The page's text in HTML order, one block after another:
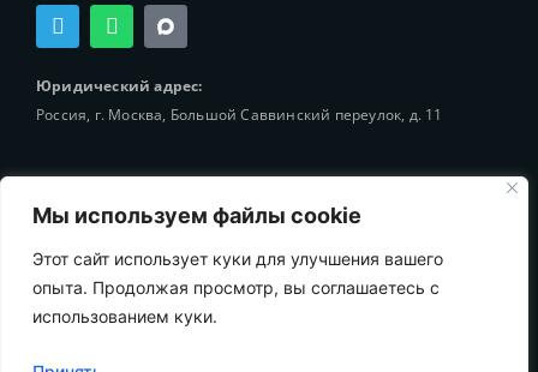
Мы используем файлы cookie
Этот сайт использует куки для улучшения вашего
опыта. Продолжая просмотр, вы соглашаетесь с
использованием куки.
T
e
e
r
W
h
t
a
Юридический адрес:
Россия, г. Москва, Большой Саввинский переулок, д. 11
© 2002-2025 Holding-Finance Broker